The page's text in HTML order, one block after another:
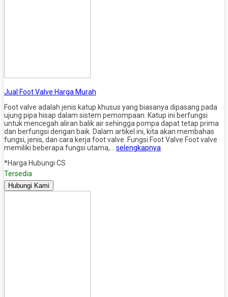
Jual Foot Valve Harga Murah
Foot valve adalah jenis katup khusus yang biasanya dipasang pada
ujung pipa hisap dalam sistem pemompaan. Katup ini berfungsi
untuk mencegah aliran balik air sehingga pompa dapat tetap prima
dan berfungsi dengan baik. Dalam artikel ini, kita akan membahas
fungsi, jenis, dan cara kerja foot valve. Fungsi Foot Valve Foot valve
memiliki beberapa fungsi utama,… selengkapnya
*Harga Hubungi CS
Tersedia
Hubungi Kami